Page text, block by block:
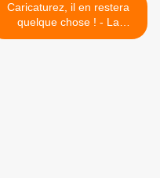
Caricaturez, il en restera
quelque chose ! - La
Provence du 15 septembre